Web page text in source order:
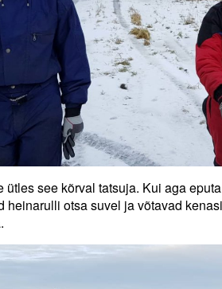
ütles see kõrval tatsuja. Kui aga
heinarulli otsa suvel ja võtavad